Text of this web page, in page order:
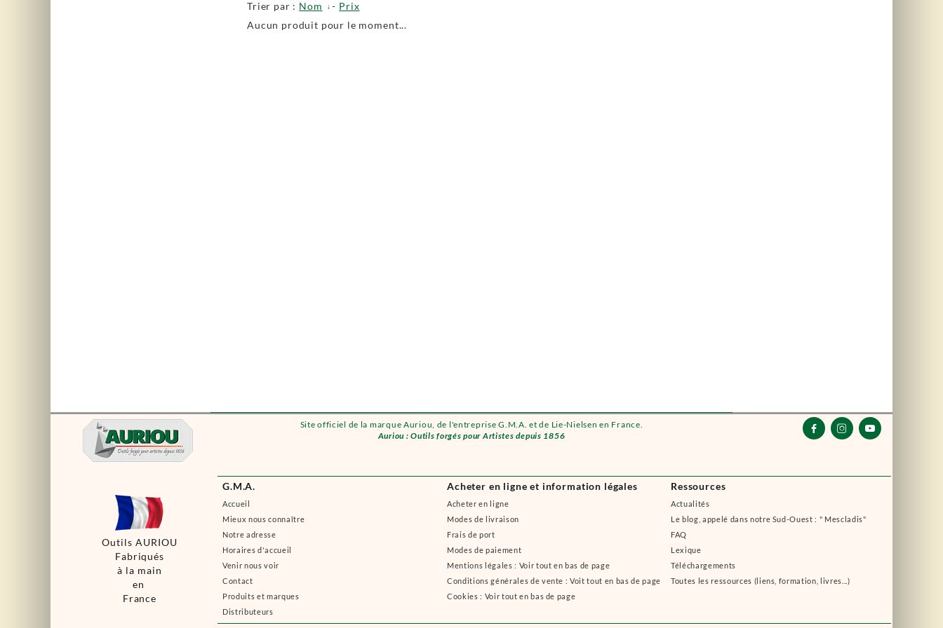
Site officiel de la marque Auriou, de l'entreprise G.M.A. et de Lie-Nielsen en France.
Auriou : Outils forgés pour Artistes depuis 1856
G.M.A.
Accueil
Mieux nous connaître
Notre adresse
Horaires d'accueil
Venir nous voir
Contact
Produits et marques
Distributeurs
Acheter en ligne et information légales
Acheter en ligne
Modes de livraison
Frais de port
Modes de paiement
Mentions légales : Voir tout en bas de page
Conditions générales de vente : Voit tout en bas de page
Cookies : Voir tout en bas de page
Ressources
Actualités
Le blog, appelé dans notre Sud-Ouest : " Mescladis"
FAQ
Lexique
Téléchargements
Toutes les ressources (liens, formation, livres...)
  
Outils AURIOU
Fabriqués
à la main
en
France
Trier par : Nom - Prix
Aucun produit pour le moment...